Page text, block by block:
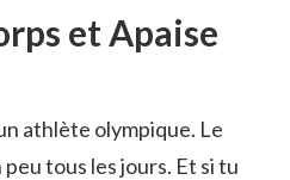
et Apaise
athlète olympique. Le
tous les jours. Et si tu